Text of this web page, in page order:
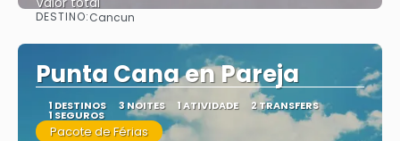
DESTINO:Cancun
Punta Cana en Pareja
1 DESTINOS 3 NOITES 1 ATIVIDADE 2 TRANSFERS
1 SEGUROS
Pacote de Férias